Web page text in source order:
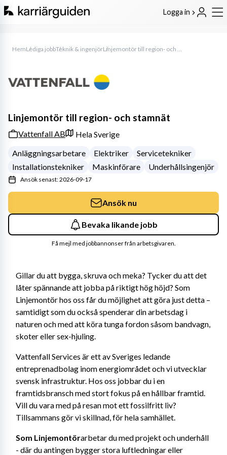
Logga in
HemLediga jobbTeknik & ingenjör Linjemontör till region- och stamnät
Gillar du att bygga, skruva och meka? Tycker du att det
låter spännande att jobba på riktigt hög höjd? Som
Linjemontör hos oss får du möjlighet att göra just detta –
samtidigt som du också spenderar din arbetsdag i
naturen och med att köra tunga fordon såsom bandvagn,
skoter eller sex-hjuling.
Vattenfall Services är ett av Sveriges ledande
entreprenadbolag inom energiområdet och vi utvecklar
svensk infrastruktur. Hos oss jobbar du i en
framtidsbransch med stort fokus på en hållbar framtid.
Vill du vara med på resan mot ett fossilfritt liv?
Tillsammans gör vi skillnad, för hela samhället.
Som Linjemontörarbetar du med projekt och underhåll
- där du antingen bygger stora luftledningar eller
Linjemontör till region- och stamnät
Vattenfall AB
Hela Sverige
Anläggningsarbetare
Elektriker
Servicetekniker
Installationstekniker
Maskinförare Underhållsingenjör
Ansök senast: 2026-09-17
Ansök nu
Bevaka likande jobb
Få mejl med jobbannonser från arbetsgivaren.